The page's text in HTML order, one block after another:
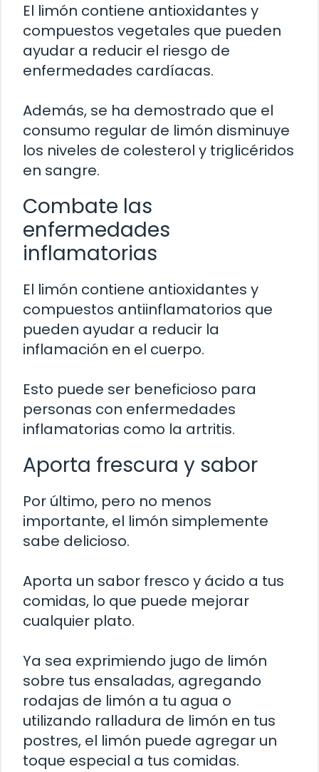
El limón contiene antioxidantes y
compuestos vegetales que pueden
ayudar a reducir el riesgo de
enfermedades cardíacas.
Además, se ha demostrado que el
consumo regular de limón disminuye
los niveles de colesterol y triglicéridos
en sangre.
Combate las
enfermedades
inflamatorias
El limón contiene antioxidantes y
compuestos antiinflamatorios que
pueden ayudar a reducir la
inflamación en el cuerpo.
Esto puede ser beneficioso para
personas con enfermedades
inflamatorias como la artritis.
Aporta frescura y sabor
Por último, pero no menos
importante, el limón simplemente
sabe delicioso.
Aporta un sabor fresco y ácido a tus
comidas, lo que puede mejorar
cualquier plato.
Ya sea exprimiendo jugo de limón
sobre tus ensaladas, agregando
rodajas de limón a tu agua o
utilizando ralladura de limón en tus
postres, el limón puede agregar un
toque especial a tus comidas.